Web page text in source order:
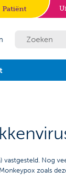
Patiënt
vastgesteld. Nog
zoals